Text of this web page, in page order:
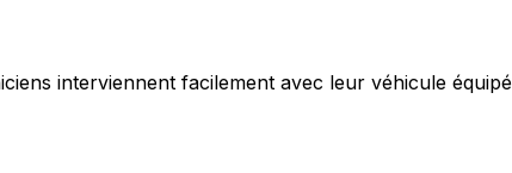
interviennent facilement avec leur véhicule